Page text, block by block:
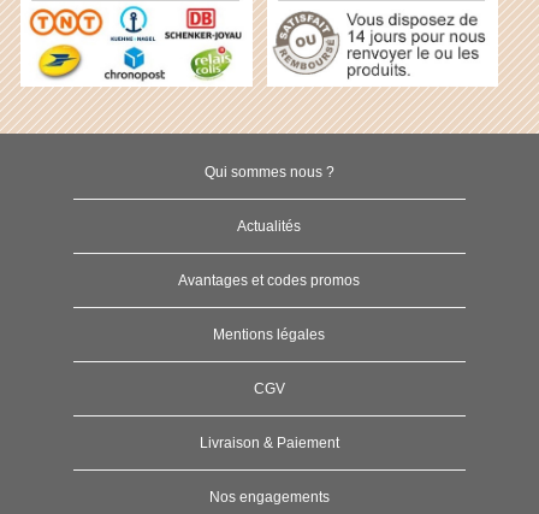
Qui sommes nous ?
Actualités
Avantages et codes promos
Mentions légales
CGV
Livraison & Paiement
Nos engagements